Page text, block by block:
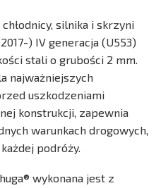
silnika i skrzyni
) IV generacja (U553)
stali o grubości 2 mm.
najważniejszych
uszkodzeniami
konstrukcji, zapewnia
warunkach drogowych,
podróży.
wykonana jest z